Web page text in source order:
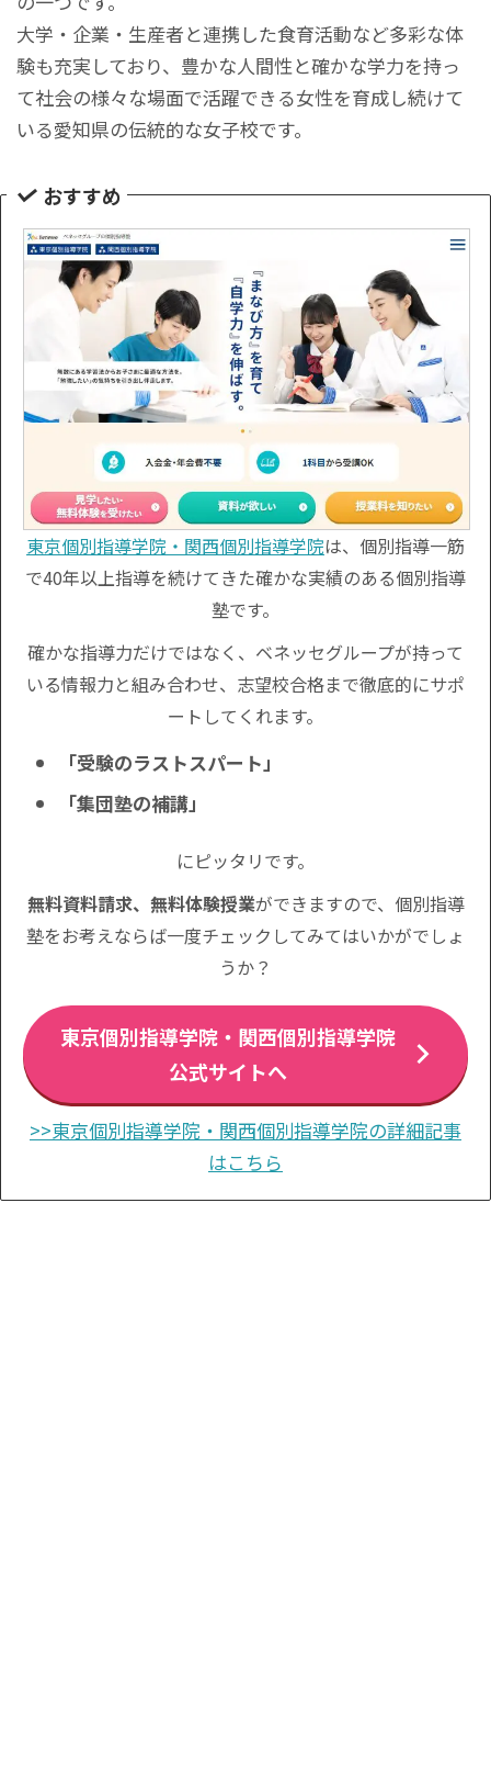
大学・企業・生産者と連携した食育活動など多彩な体
験も充実しており、豊かな人間性と確かな学力を持っ
て社会の様々な場面で活躍できる女性を育成し続けて
いる愛知県の伝統的な女子校です。
おすすめ
東京個別指導学院・関西個別指導学院は、個別指導一筋
で40年以上指導を続けてきた確かな実績のある個別指導
塾です。
確かな指導力だけではなく、ベネッセグループが持って
いる情報力と組み合わせ、志望校合格まで徹底的にサポ
ートしてくれます。
「受験のラストスパート」
「集団塾の補講」
にピッタリです。
無料資料請求、無料体験授業ができますので、個別指導
塾をお考えならば一度チェックしてみてはいかがでしょ
うか？
東京個別指導学院・関西個別指導学院
公式サイトへ
>>東京個別指導学院・関西個別指導学院の詳細記事
はこちら